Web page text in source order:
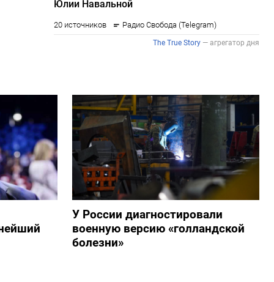
У России диагностировали
военную версию «голландской
болезни»